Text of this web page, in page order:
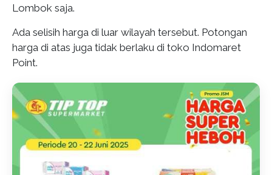
Lombok saja.
Ada selisih harga di luar wilayah tersebut. Potongan
harga di atas juga tidak berlaku di toko Indomaret
Point.